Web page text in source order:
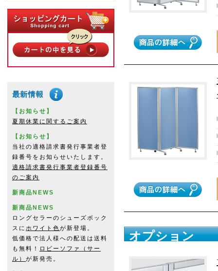
オプション
【お知らせ】
夏期休業に関するご案内
【お知らせ】
当社の適格請求書発行事業者登
録番号をお知らせいたします。
適格請求書発行事業者登録番号
のご案内
新商品NEWS
新商品NEWS
ロングセラーのシューズボック
スに ホワイト色が新登場。
低価格で法人様への配送は送料
も無料！
ロビーソファ（サー
ル） が新発売。